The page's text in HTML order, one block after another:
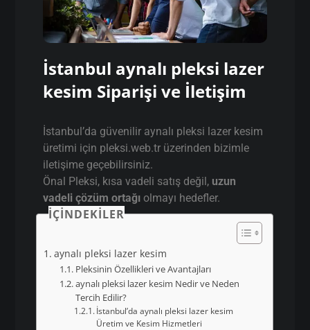
İstanbul aynalı pleksi lazer
kesim Siparişi ve İletişim
İstanbul’da güvenilir aynalı pleksi lazer kesim
üretimi için pleksi.web.tr üzerinden bizimle
iletişime geçebilirsiniz.
Önal Pleksi, kısa vadeli satış değil, uzun
vadeli çözüm ortağı olmayı hedefler.
İÇINDEKILER
aynalı pleksi lazer kesim
Pleksinin Özellikleri ve Avantajları
aynalı pleksi lazer kesim Nedir ve Neden
Tercih Edilir?
İstanbul’da aynalı pleksi lazer kesim
Üretim ve Kesim Hizmetleri